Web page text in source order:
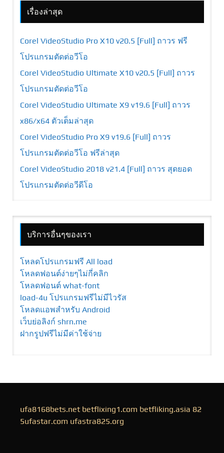
เรื่องล่าสุด
Corel VideoStudio Pro X10 v20.5 [Full] ถาวร ฟรี
โปรแกรมตัดต่อวีโอ
Corel VideoStudio Ultimate X10 v20.5 [Full] ถาวร
โปรแกรมตัดต่อวีโอ
Corel VideoStudio Ultimate X9 v19.6 [Full] ถาวร
x86/x64 ตัวเต็มล่าสุด
Corel VideoStudio Pro X9 v19.6 [Full] ถาวร
โปรแกรมตัดต่อวีโอ ฟรีล่าสุด
Corel VideoStudio 2018 v21.4 [Full] ถาวร สุดยอด
โปรแกรมตัดต่อวีดีโอ
บริการอื่นๆของเรา
โหลดโปรแกรมฟรี All load
โหลดฟอนต์ง่ายๆไม่กี่คลิก
โหลดฟอนต์ what-font
load-4u โปรแกรมฟรีไม่มีไวรัส
โหลดแอพสำหรับ Android
เว็บย่อลิงก์ shrn.me
ฝากรูปฟรีไม่มีค่าใช้จ่าย
ufa8168bets.net betflixing1.com betfliking.asia 82
5ufastar.com ufastra825.org